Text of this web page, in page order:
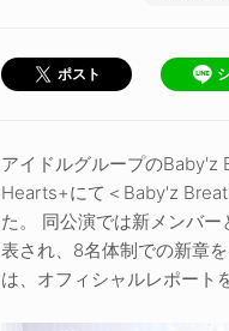
ポスト
アイドルグループのBaby'z
Hearts+にて＜Baby'z
た。 同公演では新メンバ
表され、8名体制での新章
は、オフィシャルレポート